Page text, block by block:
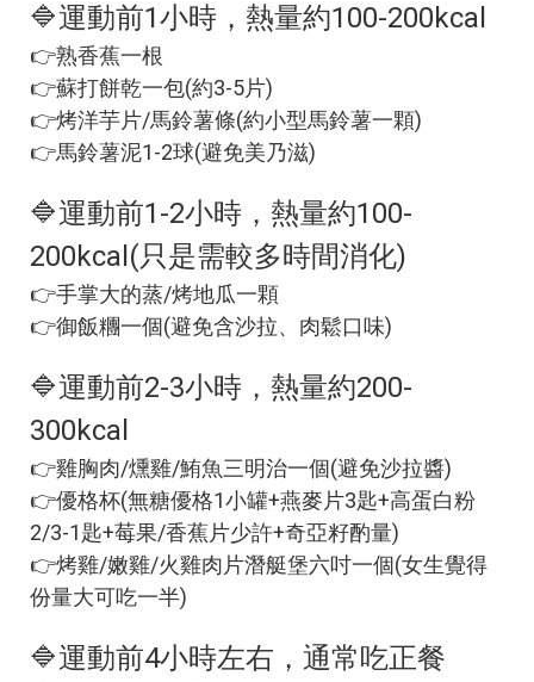
🔷運動前1小時，熱量約100-200kcal
👉熟香蕉一根
👉蘇打餅乾一包(約3-5片)
👉烤洋芋片/馬鈴薯條(約小型馬鈴薯一顆)
👉馬鈴薯泥1-2球(避免美乃滋)
🔷運動前1-2小時，熱量約100-
200kcal(只是需較多時間消化)
👉手掌大的蒸/烤地瓜一顆
👉御飯糰一個(避免含沙拉、肉鬆口味)
🔷運動前2-3小時，熱量約200-
300kcal
👉雞胸肉/燻雞/鮪魚三明治一個(避免沙拉醬)
👉優格杯(無糖優格1小罐+燕麥片3匙+高蛋白粉
2/3-1匙+莓果/香蕉片少許+奇亞籽酌量)
👉烤雞/嫩雞/火雞肉片潛艇堡六吋一個(女生覺得
份量大可吃一半)
🔷運動前4小時左右，通常吃正餐